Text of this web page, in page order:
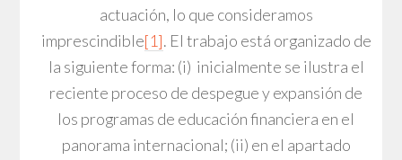
actuación, lo que consideramos
imprescindible[1]. El trabajo está organizado de
la siguiente forma: (i) inicialmente se ilustra el
reciente proceso de despegue y expansión de
los programas de educación financiera en el
panorama internacional; (ii) en el apartado